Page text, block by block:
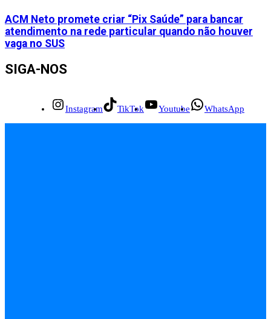
ACM Neto promete criar “Pix Saúde” para bancar
atendimento na rede particular quando não houver
vaga no SUS
SIGA-NOS
Instagram TikTok Youtube WhatsApp